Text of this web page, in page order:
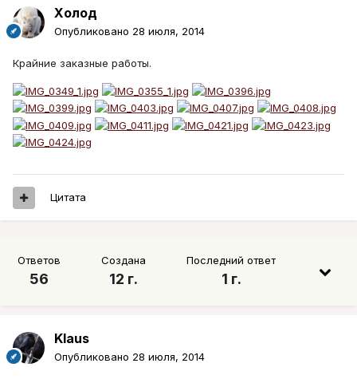
Холод
Опубликовано 28 июля, 2014
Крайние заказные работы.
Цитата
Ответов
56
Создана
12 г.
Последний ответ
1 г.
Klaus
Опубликовано 28 июля, 2014